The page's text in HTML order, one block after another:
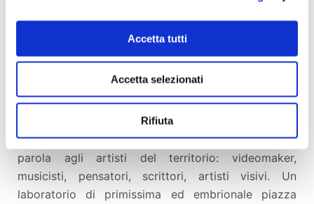
Accetta tutti
Accetta selezionati
Rifiuta
concerti e presentazioni letterarie
In questa prima fase si tenderà a sviluppare il
concetto di laborialità. Un momento in cui si
sviluppa una riflessione attraverso l'arte. Uno
stimolo alla visionarietà che, dalla declinazione delle
tematiche scaturite dall'evento sismico, dia la
parola agli artisti del territorio: videomaker,
musicisti, pensatori, scrittori, artisti visivi. Un
laboratorio di primissima ed embrionale piazza